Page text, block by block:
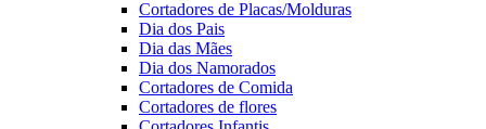
Cortadores de Placas/Molduras
Dia dos Pais
Dia das Mães
Dia dos Namorados
Cortadores de Comida
Cortadores de flores